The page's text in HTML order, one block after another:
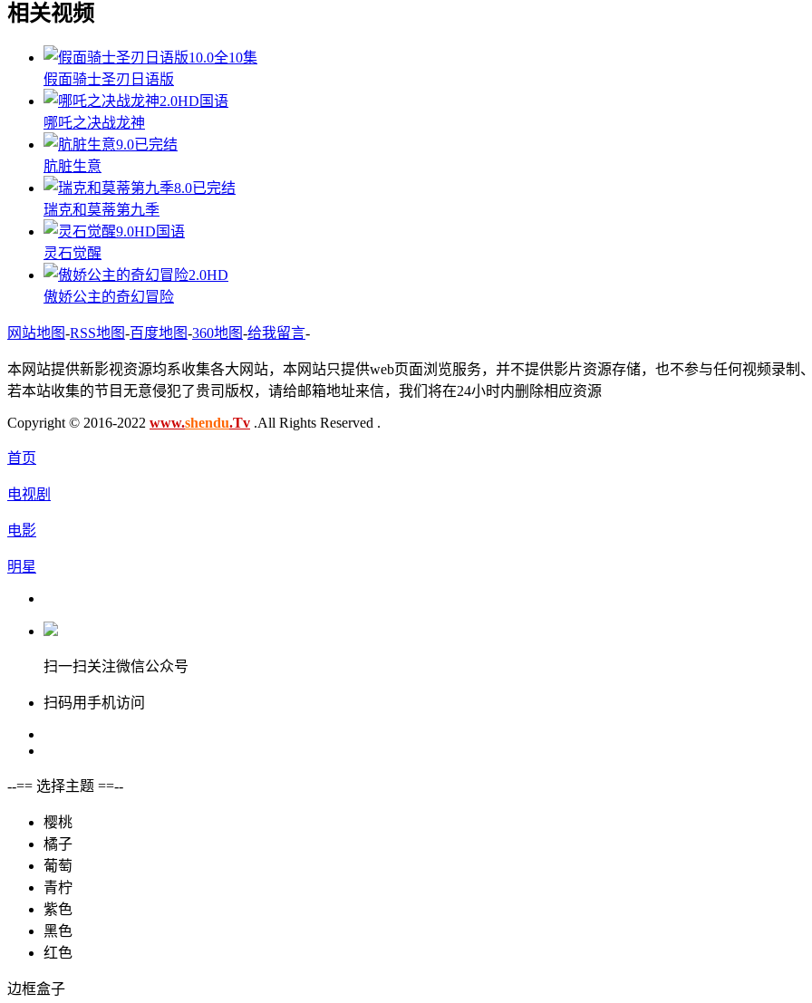
相关视频
10.0全10集
假面骑士圣刃日语版
2.0HD国语
哪吒之决战龙神
9.0已完结
肮脏生意
8.0已完结
瑞克和莫蒂第九季
9.0HD国语
灵石觉醒
2.0HD
傲娇公主的奇幻冒险
网站地图-RSS地图-百度地图-360地图-给我留言-
本网站提供新影视资源均系收集各大网站，本网站只提供web页面浏览服务，并不提供影片资源存储，也不参与任何视频录制
若本站收集的节目无意侵犯了贵司版权，请给邮箱地址来信，我们将在24小时内删除相应资源
Copyright © 2016-2022 www.shendu.Tv .All Rights Reserved .
首页
电视剧
电影
明星
扫一扫关注微信公众号
扫码用手机访问
--== 选择主题 ==--
樱桃
橘子
葡萄
青柠
紫色
黑色
红色
边框盒子